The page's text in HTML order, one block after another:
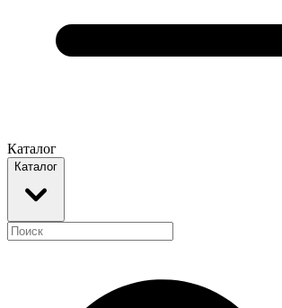
Каталог
Каталог